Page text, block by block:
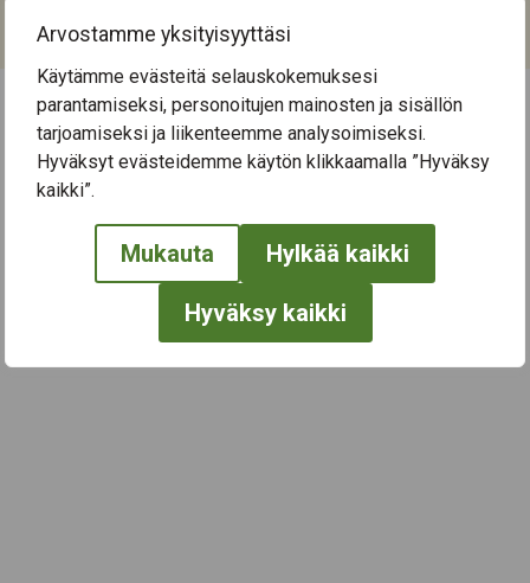
Arvostamme yksityisyyttäsi
Käytämme evästeitä selauskokemuksesi
parantamiseksi, personoitujen mainosten ja sisällön
tarjoamiseksi ja liikenteemme analysoimiseksi.
Hyväksyt evästeidemme käytön klikkaamalla ”Hyväksy
kaikki”.
Mukauta Hylkää kaikki
Hyväksy kaikki
Liikunta
← Näytä kaikki tapahtumat